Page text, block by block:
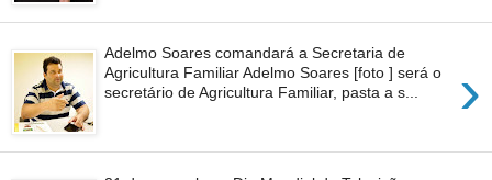
›
Adelmo Soares comandará a Secretaria de
Agricultura Familiar Adelmo Soares [foto ] será o
secretário de Agricultura Familiar, pasta a s...